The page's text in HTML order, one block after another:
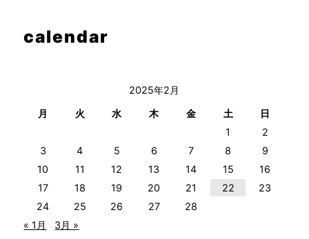
calendar
2025年2月
月
火 水 木 金 土
日
1
2
3
4 5 6 7 8
9
10
11 12 13 14 15
16
17
18 19 20 21 22
23
24
25 26 27
28
« 1月
3月 »